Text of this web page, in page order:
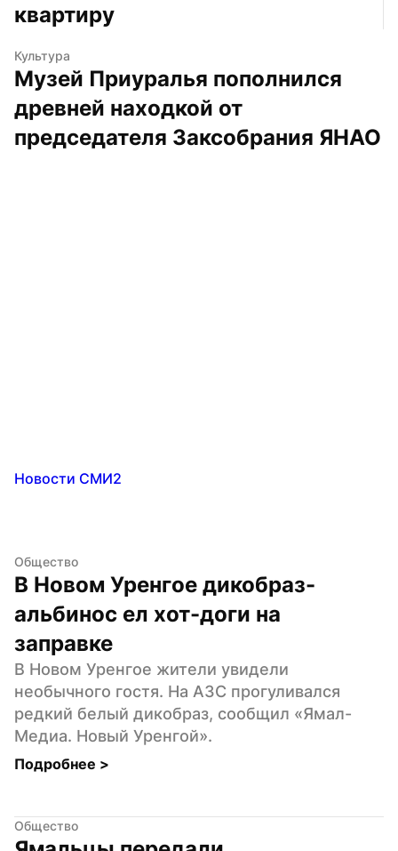
квартиру
Культура
Музей Приуралья пополнился
древней находкой от
председателя Заксобрания ЯНАО
Новости СМИ2
Общество
В Новом Уренгое дикобраз-
альбинос ел хот-доги на
заправке
В Новом Уренгое жители увидели
необычного гостя. На АЗС прогуливался
редкий белый дикобраз, сообщил «Ямал-
Медиа. Новый Уренгой».
Подробнее >
Общество